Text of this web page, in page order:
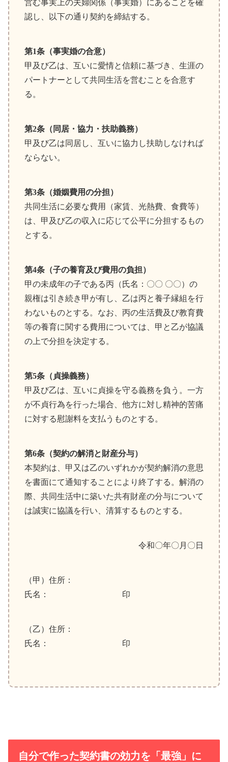
営む事実上の夫婦関係（事実婚）にあることを確
認し、以下の通り契約を締結する。
第1条（事実婚の合意）
甲及び乙は、互いに愛情と信頼に基づき、生涯の
パートナーとして共同生活を営むことを合意す
る。
第2条（同居・協力・扶助義務）
甲及び乙は同居し、互いに協力し扶助しなければ
ならない。
第3条（婚姻費用の分担）
共同生活に必要な費用（家賃、光熱費、食費等）
は、甲及び乙の収入に応じて公平に分担するもの
とする。
第4条（子の養育及び費用の負担）
甲の未成年の子である丙（氏名：〇〇 〇〇）の
親権は引き続き甲が有し、乙は丙と養子縁組を行
わないものとする。なお、丙の生活費及び教育費
等の養育に関する費用については、甲と乙が協議
の上で分担を決定する。
第5条（貞操義務）
甲及び乙は、互いに貞操を守る義務を負う。一方
が不貞行為を行った場合、他方に対し精神的苦痛
に対する慰謝料を支払うものとする。
第6条（契約の解消と財産分与）
本契約は、甲又は乙のいずれかが契約解消の意思
を書面にて通知することにより終了する。解消の
際、共同生活中に築いた共有財産の分与について
は誠実に協議を行い、清算するものとする。
令和〇年〇月〇日
（甲）住所：
氏名： 印
（乙）住所：
氏名： 印
自分で作った契約書の効力を「最強」に